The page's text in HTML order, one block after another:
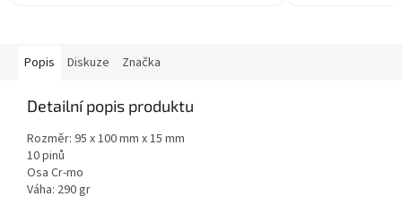
Popis Diskuze Značka
Detailní popis produktu
Rozměr: 95 x 100 mm x 15 mm
10 pinů
Osa Cr-mo
Váha: 290 gr